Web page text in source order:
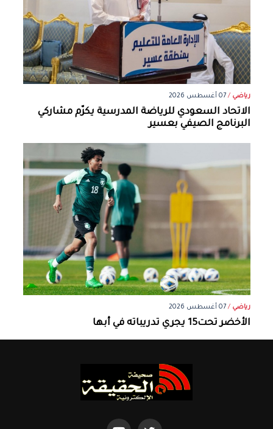
رياضي /07 أغسطس 2026
الاتحاد السعودي للرياضة المدرسية يكرّم مشاركي
البرنامج الصيفي بعسير
رياضي /07 أغسطس 2026
الأخضر تحت15 يجري تدريباته في أبها